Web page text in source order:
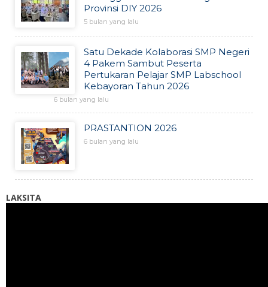
Provinsi DIY 2026
5 bulan yang lalu
Satu Dekade Kolaborasi SMP Negeri
4 Pakem Sambut Peserta
Pertukaran Pelajar SMP Labschool
Kebayoran Tahun 2026
6 bulan yang lalu
PRASTANTION 2026
6 bulan yang lalu
LAKSITA